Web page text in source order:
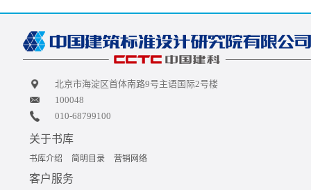
北京市海淀区首体南路9号主语国际2号楼
100048
010-68799100
关于书库
书库介绍 简明目录 营销网络
客户服务